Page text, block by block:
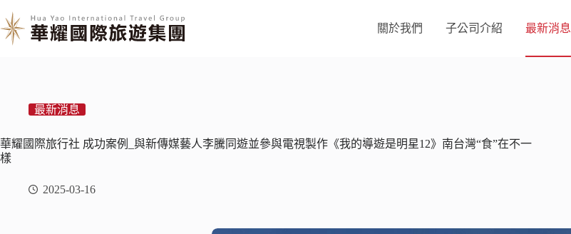
關於我們 子公司介紹 最新消息
最新消息
華耀國際旅行社 成功案例_與新傳媒藝人李騰同遊並參與電視製作《我的導遊是明星12》南台灣“食”在不一
樣
2025-03-16